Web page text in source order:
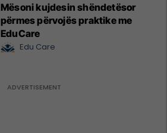
Mësoni kujdesin shëndetësor
përmes përvojës praktike me
EduCare
Edu Care